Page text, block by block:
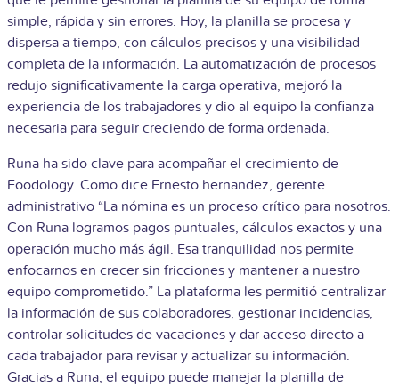
simple, rápida y sin errores. Hoy, la planilla se procesa y
dispersa a tiempo, con cálculos precisos y una visibilidad
completa de la información. La automatización de procesos
redujo significativamente la carga operativa, mejoró la
experiencia de los trabajadores y dio al equipo la confianza
necesaria para seguir creciendo de forma ordenada.
Runa ha sido clave para acompañar el crecimiento de
Foodology. Como dice Ernesto hernandez, gerente
administrativo “La nómina es un proceso crítico para nosotros.
Con Runa logramos pagos puntuales, cálculos exactos y una
operación mucho más ágil. Esa tranquilidad nos permite
enfocarnos en crecer sin fricciones y mantener a nuestro
equipo comprometido.” La plataforma les permitió centralizar
la información de sus colaboradores, gestionar incidencias,
controlar solicitudes de vacaciones y dar acceso directo a
cada trabajador para revisar y actualizar su información.
Gracias a Runa, el equipo puede manejar la planilla de